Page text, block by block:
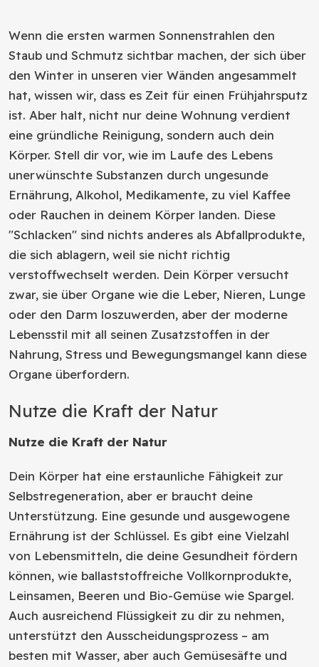
Wenn die ersten warmen Sonnenstrahlen den
Staub und Schmutz sichtbar machen, der sich über
den Winter in unseren vier Wänden angesammelt
hat, wissen wir, dass es Zeit für einen Frühjahrsputz
ist. Aber halt, nicht nur deine Wohnung verdient
eine gründliche Reinigung, sondern auch dein
Körper. Stell dir vor, wie im Laufe des Lebens
unerwünschte Substanzen durch ungesunde
Ernährung, Alkohol, Medikamente, zu viel Kaffee
oder Rauchen in deinem Körper landen. Diese
"Schlacken" sind nichts anderes als Abfallprodukte,
die sich ablagern, weil sie nicht richtig
verstoffwechselt werden. Dein Körper versucht
zwar, sie über Organe wie die Leber, Nieren, Lunge
oder den Darm loszuwerden, aber der moderne
Lebensstil mit all seinen Zusatzstoffen in der
Nahrung, Stress und Bewegungsmangel kann diese
Organe überfordern.
Nutze die Kraft der Natur
Nutze die Kraft der Natur
Dein Körper hat eine erstaunliche Fähigkeit zur
Selbstregeneration, aber er braucht deine
Unterstützung. Eine gesunde und ausgewogene
Ernährung ist der Schlüssel. Es gibt eine Vielzahl
von Lebensmitteln, die deine Gesundheit fördern
können, wie ballaststoffreiche Vollkornprodukte,
Leinsamen, Beeren und Bio-Gemüse wie Spargel.
Auch ausreichend Flüssigkeit zu dir zu nehmen,
unterstützt den Ausscheidungsprozess – am
besten mit Wasser, aber auch Gemüsesäfte und